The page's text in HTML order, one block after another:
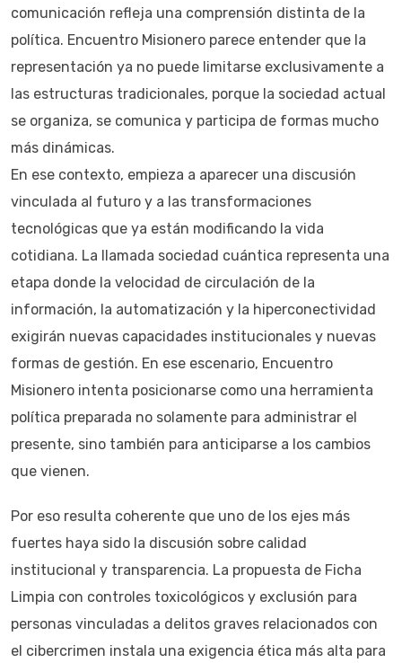
comunicación refleja una comprensión distinta de la
política. Encuentro Misionero parece entender que la
representación ya no puede limitarse exclusivamente a
las estructuras tradicionales, porque la sociedad actual
se organiza, se comunica y participa de formas mucho
más dinámicas.
En ese contexto, empieza a aparecer una discusión
vinculada al futuro y a las transformaciones
tecnológicas que ya están modificando la vida
cotidiana. La llamada sociedad cuántica representa una
etapa donde la velocidad de circulación de la
información, la automatización y la hiperconectividad
exigirán nuevas capacidades institucionales y nuevas
formas de gestión. En ese escenario, Encuentro
Misionero intenta posicionarse como una herramienta
política preparada no solamente para administrar el
presente, sino también para anticiparse a los cambios
que vienen.
Por eso resulta coherente que uno de los ejes más
fuertes haya sido la discusión sobre calidad
institucional y transparencia. La propuesta de Ficha
Limpia con controles toxicológicos y exclusión para
personas vinculadas a delitos graves relacionados con
el cibercrimen instala una exigencia ética más alta para